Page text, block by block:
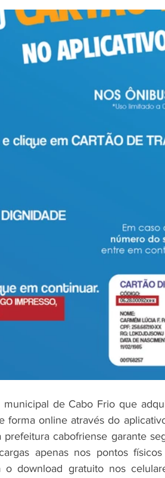
de Cabo Frio que
forma online através do
cabofriense garante
apenas nos pontos
o download gratuito nos